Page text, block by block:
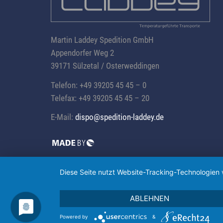
Martin Laddey Spedition GmbH
Appendorfer Weg 2
39171 Sülzetal / Osterweddingen
Telefon: +49 39205 45 45 – 0
Telefax: +49 39205 45 45 – 20
E-Mail: dispo@spedition-laddey.de
Diese Seite nutzt Website-Tracking-
ABLEHNEN
Powered by &